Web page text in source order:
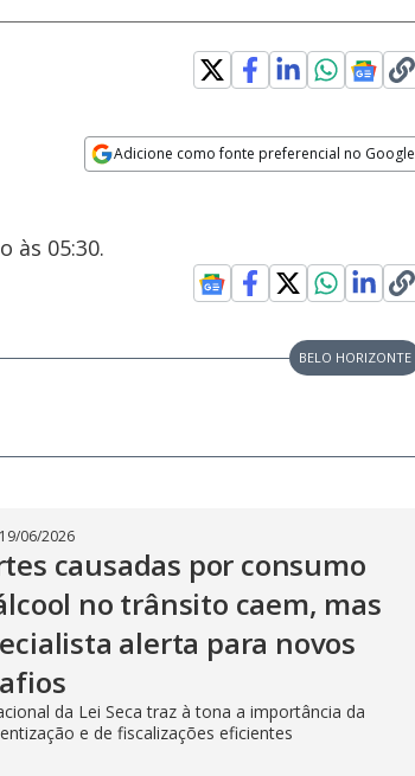
Adicione como fonte preferencial no Google
às 05:30.
BELO HORIZONTE
19/06/2026
causadas por consumo
no trânsito caem, mas
alerta para novos
da Lei Seca traz à tona a importância da
e de fiscalizações eficientes